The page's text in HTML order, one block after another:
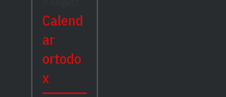
Calend
ar
ortodo
x